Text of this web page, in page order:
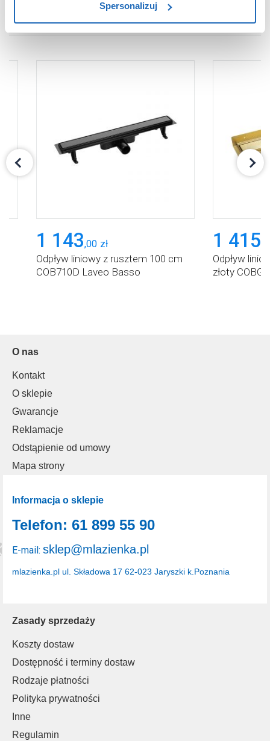
Aby uzyskać więcej informacji na temat plików plików
Spersonalizuj
PRODUKTY Z SERII
1 143,00 zł
Odpływ liniowy z rusztem 100 cm
COB710D Laveo Basso
1 415
Odpływ
złoty
O nas
Kontakt
O sklepie
Gwarancje
Reklamacje
Odstąpienie od umowy
Mapa strony
Zasady sprzedaży
Koszty dostaw
Dostępność i terminy dostaw
Rodzaje płatności
Polityka prywatności
Inne
Regulamin
Informacja o sklepie
mlazienka.pl ul. Składowa 17 62-023 Jaryszki k.Poznania
Telefon: 61 899 55 90
E-mail: sklep@mlazienka.pl